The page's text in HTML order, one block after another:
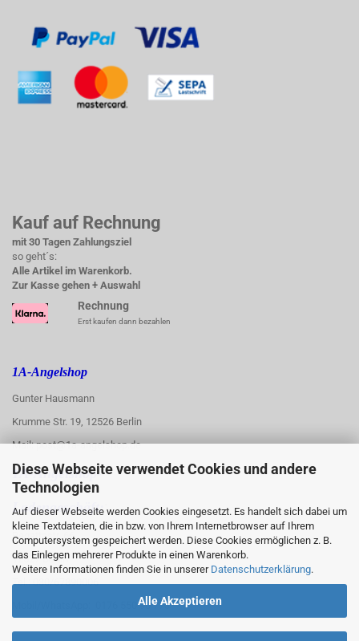
Diese Webseite verwendet Cookies und andere
Technologien
Auf dieser Webseite werden Cookies eingesetzt. Es handelt sich dabei um
kleine Textdateien, die in bzw. von Ihrem Internetbrowser auf Ihrem
Computersystem gespeichert werden. Diese Cookies ermöglichen z. B.
das Einlegen mehrerer Produkte in einen Warenkorb.
Weitere Informationen finden Sie in unserer Datenschutzerklärung.
Alle Akzeptieren
Kauf auf Rechnung
mit 30 Tagen Zahlungsziel
so geht´s:
Alle Artikel im Warenkorb.
Zur Kasse gehen + Auswahl
Rechnung
Erst kaufen dann bezahlen
1A-Angelshop
Gunter Hausmann
Krumme Str. 19, 12526 Berlin
Mail: post@1a-angelshop.de
1A-Angelshop-
Ladengeschäft::
Regattastr. 66
12527 Berlin
Tel.: 030/67890006
Mobil/WhatsApp: 0176 550 90 773